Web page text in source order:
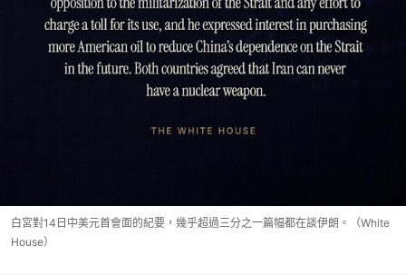
白宮對14日中美元首會面的紀要，幾乎超過三分之一篇幅都在談伊朗。（White
House）